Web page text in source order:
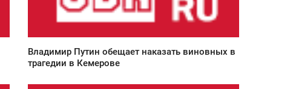
Владимир Путин обещает наказать виновных в
трагедии в Кемерове